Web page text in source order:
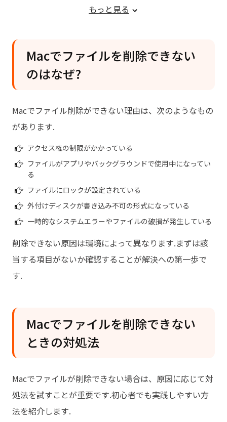
ファイルを強制削除する際の注意点
もっと見る
Macでファイルを削除できない
のはなぜ?
Macでファイル削除ができない理由は、次のようなもの
があります.
アクセス権の制限がかかっている
ファイルがアプリやバックグラウンドで使用中になってい
る
ファイルにロックが設定されている
外付けディスクが書き込み不可の形式になっている
一時的なシステムエラーやファイルの破損が発生している
削除できない原因は環境によって異なります.まずは該
当する項目がないか確認することが解決への第一歩で
す.
Macでファイルを削除できない
ときの対処法
Macでファイルが削除できない場合は、原因に応じて対
処法を試すことが重要です.初心者でも実践しやすい方
法を紹介します.